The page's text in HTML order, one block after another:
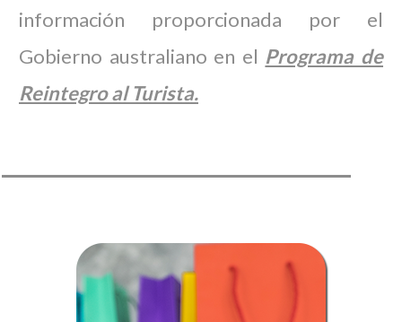
información proporcionada por el
Gobierno australiano en el Programa de
Reintegro al Turista.